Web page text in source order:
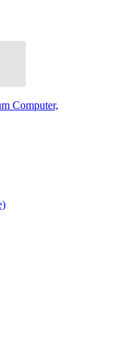
Computer,